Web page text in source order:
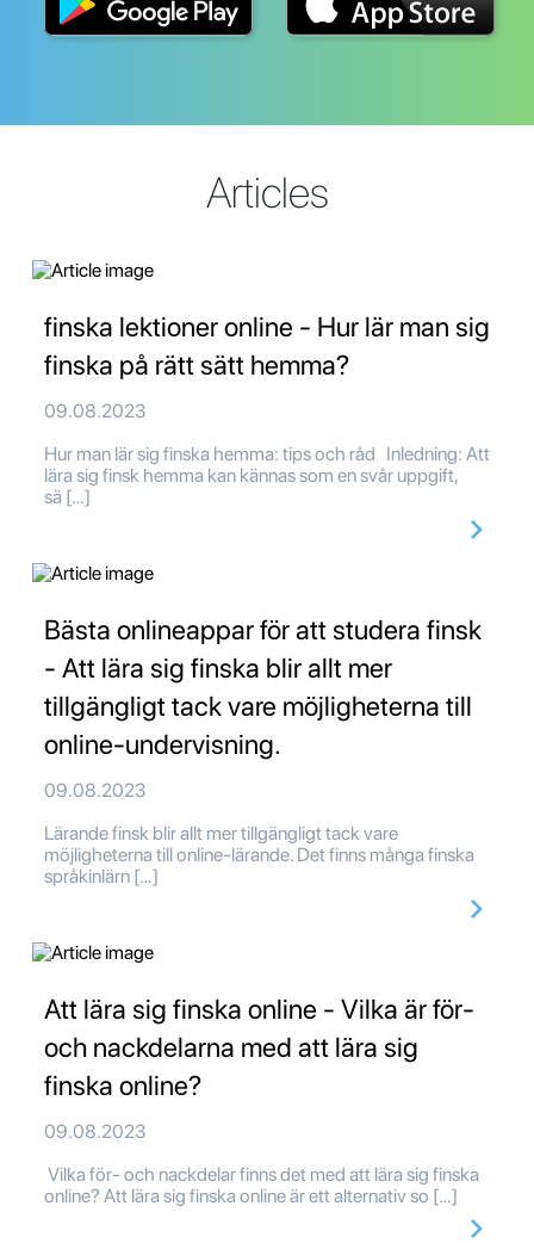
Articles
finska lektioner online - Hur lär man sig
finska på rätt sätt hemma?
09.08.2023
Hur man lär sig finska hemma: tips och råd Inledning: Att
lära sig finsk hemma kan kännas som en svår uppgift,
sä […]
Bästa onlineappar för att studera finsk
- Att lära sig finska blir allt mer
tillgängligt tack vare möjligheterna till
online-undervisning.
09.08.2023
Lärande finsk blir allt mer tillgängligt tack vare
möjligheterna till online-lärande. Det finns många finska
språkinlärn […]
Att lära sig finska online - Vilka är för-
och nackdelarna med att lära sig
finska online?
09.08.2023
Vilka för- och nackdelar finns det med att lära sig finska
online? Att lära sig finska online är ett alternativ so […]